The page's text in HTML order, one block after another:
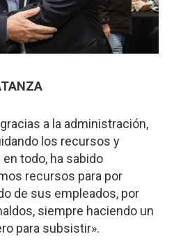
a la administración,
los recursos y
todo, ha sabido
recursos para por
de sus empleados, por
siempre haciendo un
para subsistir».